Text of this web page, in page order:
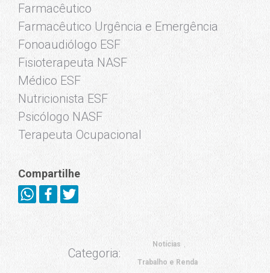
Farmacêutico
Farmacêutico Urgência e Emergência
Fonoaudiólogo ESF
Fisioterapeuta NASF
Médico ESF
Nutricionista ESF
Psicólogo NASF
Terapeuta Ocupacional
Compartilhe
Categoria:
Notícias
Trabalho e Renda